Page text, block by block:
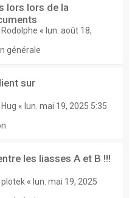
lors lors de la
Rodolphe « lun. août 18,
générale
sur
Hug « lun. mai 19, 2025 5:35
les liasses A et B !!!
plotek « lun. mai 19, 2025